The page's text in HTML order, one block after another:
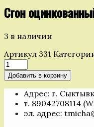
Сгон
3 в наличии
Артикул 331
Количество
товара
Сгон
оцинкованный
ДУ-15
НАР
Добавить в корзину
Адрес: г.
т. 89042708114
эл. адрес: